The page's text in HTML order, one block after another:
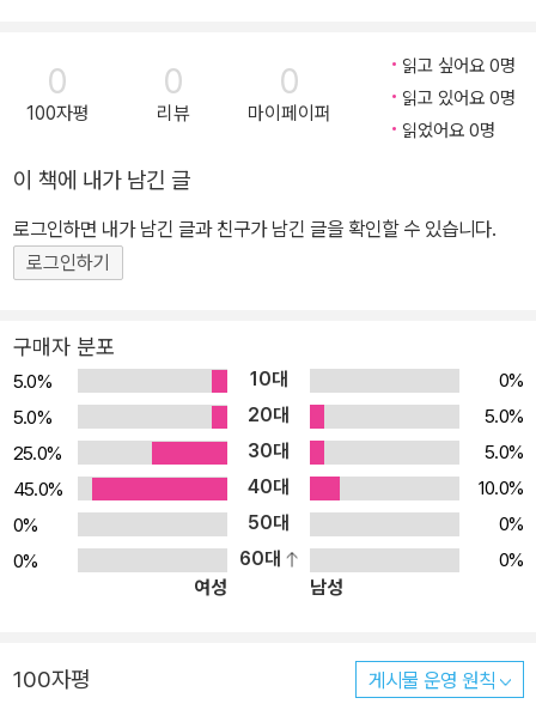
가해자이며 피해자였던 그들의 관점에서 그린 전후문학, 수용소문학
을 만나볼 수 있습니다. 제임스 조이스와 카프카에 버금가는 작가라
는 평을 받은 안드레이 플라토노프의 『코틀로반』은 러시아 혁명 이후
는 이유로 작가 사후에 소개된 문제작이기도 합니다. 플라토노프의
작품을 꾸준히 연구해온 부산외대 김철균 교수의 번역으로 선보입니
다. 27세에 요절한 천재 작가로 19세기 러시아 산문문학을 구축한 작
가 미하일 레르몬토프의 『우리 시대의 영웅』은 소설가이자 러시아문
사시 『실낙원』과 『복낙원』 또한 한국 밀턴학회를 창립하고 일생을 밀
턴과 종교문학 연구에 바쳐온 조신권 교수의 번역으로 새로이 다듬어
져 출간되었습니다. 조지 오웰의 후기 대표작이자 20세기 최고의 정
치우화인 「동물농장」과, 그의 데뷔작이자 실제 노숙자로 살며 도시 빈
민의 문제를 체험하고 집필한 「파리와 런던의 따라지 인생」을 통해 문
학을 통해 정치적 신념을 표출해온 작가인 조지 오웰의 면모를 다시
금 확인하는 기회를 가질 수 있을 것입니다. 문학동네 세계문학전집
013번으로 출간되었던 발자크의 『나귀 가죽』과 연속선상에 있는 작
자신이 가장 애착을 가진 작품 중 하나로 알려져 있습니다. 그리고 문
학동네를 통해 꾸준히 소개되어온 프랑스 현대문학의 거장 파트릭 모
0
100자평
0
리뷰
0
마이페이퍼
읽고 싶어요 0명
읽고 있어요 0명
읽었어요 0명
이 책에 내가 남긴 글
로그인하면 내가 남긴 글과 친구가 남긴 글을 확인할 수 있습니다.
로그인하기
구매자 분포
5.0% 10대
0%
5.0%
20대
5.0%
25.0%
30대
5.0%
45.0%
40대
10.0%
0%
50대
0%
0%
60대
0%
여성
남성
100자평 게시물 운영 원칙